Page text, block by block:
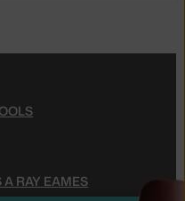
A RAY EAMES